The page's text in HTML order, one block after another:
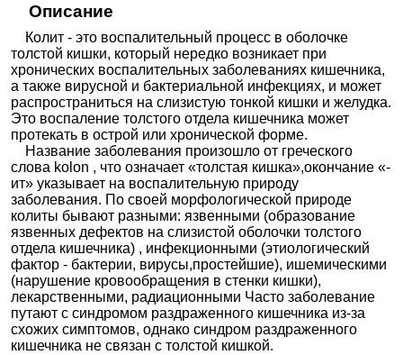
МЕДСИ в Хорошевском
проезде
Москва, 3-й Хорошевский пр-д,
д. 1, стр. 2
+7(495..показать
17420₽
МЕДСИ в Красногорске
Красногорск, ул. Успенская, д. 5
+7(495..показать
от
18570₽
МЕДСИ на Дубининской
Москва, ул. Дубининская, д. 57,
стр. 8
+7(495..показать
18710₽
Запись
Ещё 2485 клиник
Описание
Колит - это воспалительный процесс в оболочке
толстой кишки, который нередко возникает при
хронических воспалительных заболеваниях кишечника,
а также вирусной и бактериальной инфекциях, и может
распространиться на слизистую тонкой кишки и желудка.
Это воспаление толстого отдела кишечника может
протекать в острой или хронической форме.
Название заболевания произошло от греческого
слова kolon , что означает «толстая кишка»,окончание «-
ит» указывает на воспалительную природу
заболевания. По своей морфологической природе
колиты бывают разными: язвенными (образование
язвенных дефектов на слизистой оболочки толстого
отдела кишечника) , инфекционными (этиологический
фактор - бактерии, вирусы,простейшие), ишемическими
(нарушение кровообращения в стенки кишки),
лекарственными, радиационными Часто заболевание
путают с синдромом раздраженного кишечника из-за
схожих симптомов, однако синдром раздраженного
кишечника не связан с толстой кишкой.